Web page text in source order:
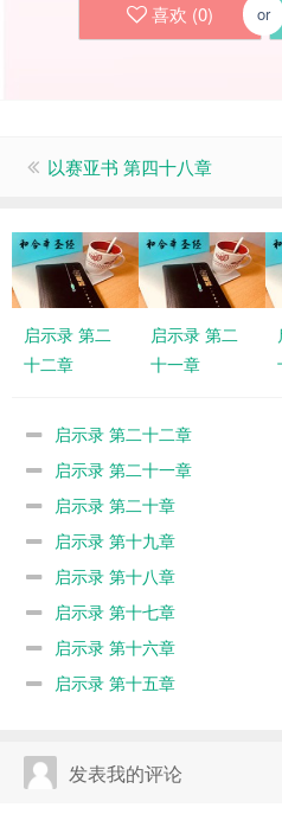
喜欢 (0) or
以赛亚书 第四十八章
启示录 第二
十二章
启示录 第二
十一章
启示录 第二十二章
启示录 第二十一章
启示录 第二十章
启示录 第十九章
启示录 第十八章
启示录 第十七章
启示录 第十六章
启示录 第十五章
发表我的评论